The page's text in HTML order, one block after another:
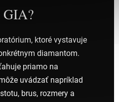
ktoré vystavuje
diamantom.
priamo na
uvádzať napríklad
brus, rozmery a